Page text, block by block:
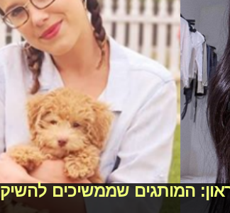
המותגים שממשיכים להשיק